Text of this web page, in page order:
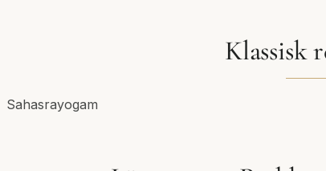
Klassisk
Sahasrayogam